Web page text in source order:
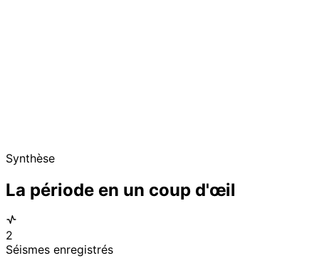
Synthèse
La période en un coup d'œil
2
Séismes enregistrés